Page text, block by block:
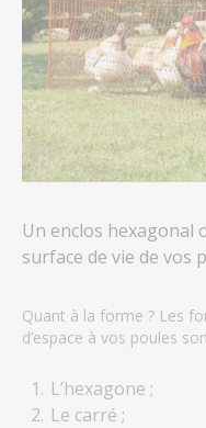
Un enclos hexagonal
surface de vie de vos
Quant à la forme ? Les
d’espace à vos poules
L’hexagone ;
Le carré ;